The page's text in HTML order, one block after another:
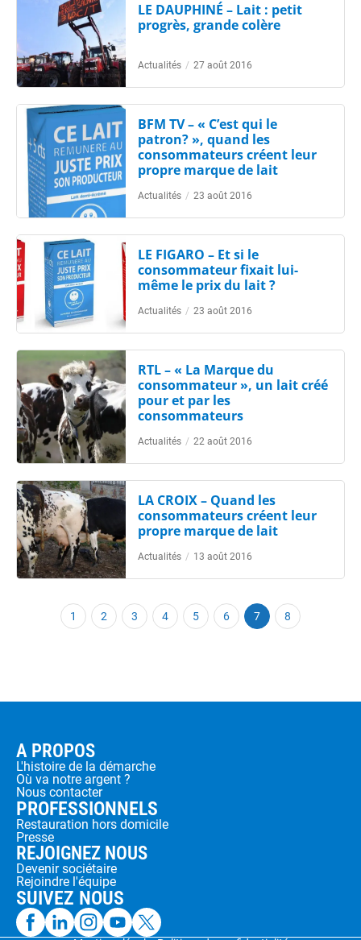
LE DAUPHINÉ – Lait : petit
progrès, grande colère
Actualités / 27 août 2016
BFM TV – « C’est qui le
patron? », quand les
consommateurs créent leur
propre marque de lait
Actualités / 23 août 2016
LE FIGARO – Et si le
consommateur fixait lui-
même le prix du lait ?
Actualités / 23 août 2016
RTL – « La Marque du
consommateur », un lait créé
pour et par les
consommateurs
Actualités / 22 août 2016
LA CROIX – Quand les
consommateurs créent leur
propre marque de lait
Actualités / 13 août 2016
1 2 3 4 5 6 7 8
A PROPOS
L'histoire de la démarche
Où va notre argent ?
Nous contacter
PROFESSIONNELS
Restauration hors domicile
Presse
REJOIGNEZ NOUS
Devenir sociétaire
Rejoindre l'équipe
SUIVEZ NOUS